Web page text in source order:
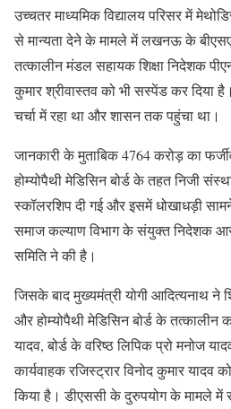
उच्चतर माध्यमिक विद्यालय परिसर में
से मान्यता देने के मामले में लखनऊ के
तत्कालीन मंडल सहायक शिक्षा निदेशक
कुमार श्रीवास्तव को भी सस्पेंड कर दिया
चर्चा में रहा था और शासन तक पहुंचा था।
जानकारी के मुताबिक 4764 करोड़ का
होम्योपैथी मेडिसिन बोर्ड के तहत निजी
स्कॉलरशिप दी गई और इसमें धोखाधड़ी
समाज कल्याण विभाग के संयुक्त निदेशक
समिति ने की है।
जिसके बाद मुख्यमंत्री योगी आदित्यनाथ ने
और होम्योपैथी मेडिसिन बोर्ड के तत्कालीन
यादव, बोर्ड के वरिष्ठ लिपिक प्रो मनोज
कार्यवाहक रजिस्ट्रार विनोद कुमार
किया है। डीएससी के दुरुपयोग के मामले में